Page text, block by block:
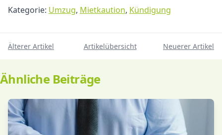
Kategorie: Umzug, Mietkaution, Kündigung
Älterer Artikel Artikelübersicht Neuerer Artikel
Ähnliche Beiträge